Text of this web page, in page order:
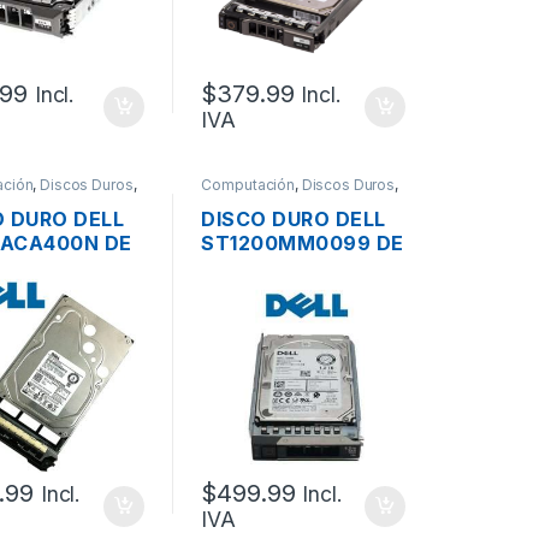
Incl. $379.99 Incl.
IVA
, Discos Duros,
DURO DELL
DE
Incl.
Computación, Discos Duros,
DISCO DURO DELL
ST1200MM0099 DE
SERVIDOR 3.5″ HOT
$499.99 Incl.
IVA